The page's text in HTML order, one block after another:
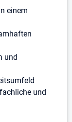
einem
und
und